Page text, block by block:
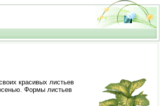
красивых листьев
Формы листьев